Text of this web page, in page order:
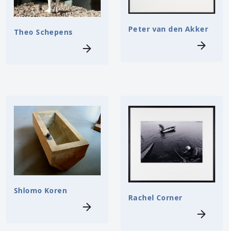
Theo Schepens Peter van den Akker
Shlomo Koren
Rachel Corner